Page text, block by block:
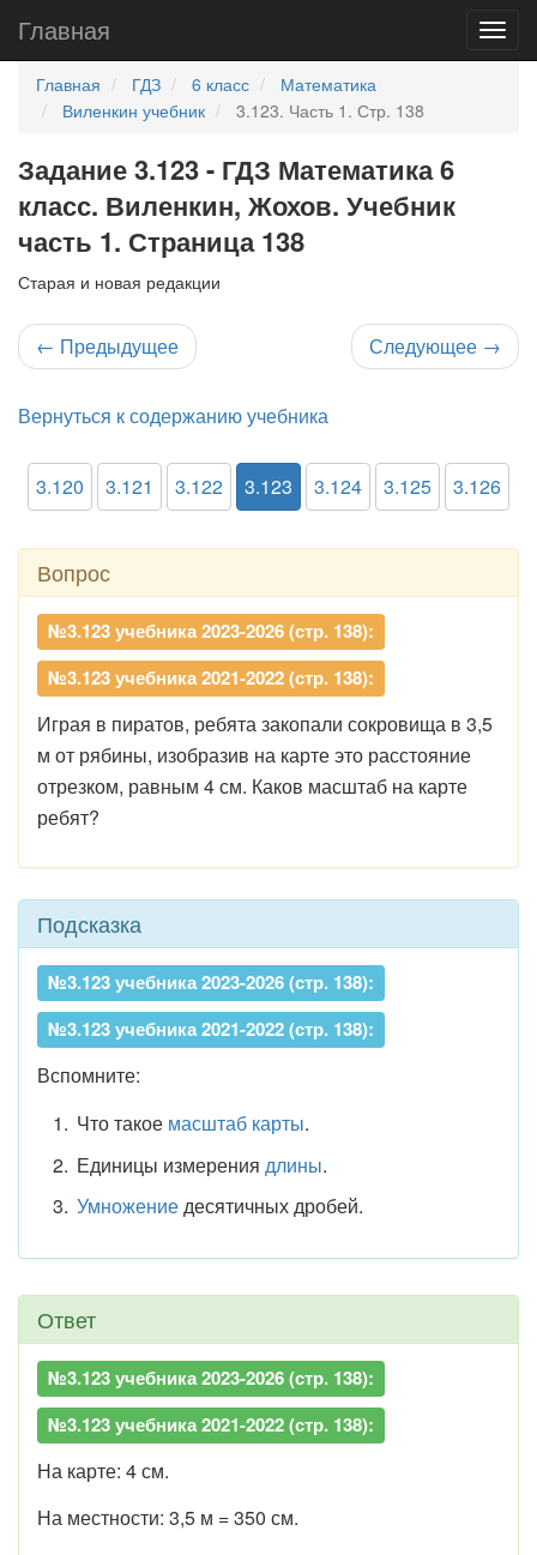
Главная
Главная ГДЗ 6 класс
Математика
Виленкин учебник
3.123. Часть 1. Стр. 138
Задание 3.123 - ГДЗ Математика 6
класс. Виленкин, Жохов. Учебник
часть 1. Страница 138
Старая и новая редакции
← Предыдущее Следующее →
Вернуться к содержанию учебника
3.120 3.121 3.122 3.123 3.124 3.125 3.126
Вопрос
№3.123 учебника 2023-2026 (стр. 138):
№3.123 учебника 2021-2022 (стр. 138):
Играя в пиратов, ребята закопали сокровища в 3,5
м от рябины, изобразив на карте это расстояние
отрезком, равным 4 см. Каков масштаб на карте
ребят?
Подсказка
№3.123 учебника 2023-2026 (стр. 138):
№3.123 учебника 2021-2022 (стр. 138):
Вспомните:
Что такое масштаб карты.
Единицы измерения длины.
Умножениедесятичных дробей.
Ответ
№3.123 учебника 2023-2026 (стр. 138):
№3.123 учебника 2021-2022 (стр. 138):
На карте: 4 см.
На местности: 3,5 м = 350 см.